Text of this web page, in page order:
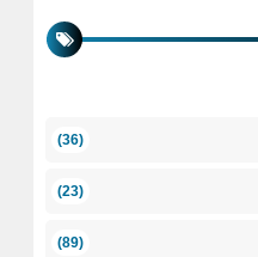
(36)
(23)
(89)